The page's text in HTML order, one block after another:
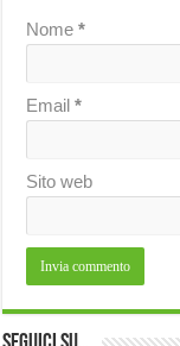
Nome*
Email*
Sito web